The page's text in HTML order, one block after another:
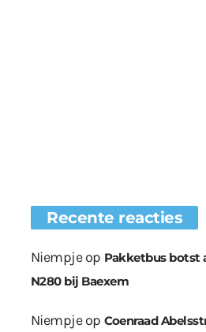
Recente reacties
Niempjeop Pakketbus botst
N280 bij Baexem
Niempjeop Coenraad